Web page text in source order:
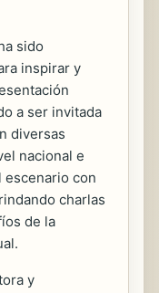
sido
inspirar y
a ser invitada
diversas
nacional e
escenario con
charlas
de la
y